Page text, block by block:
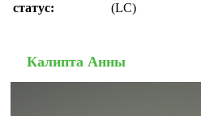
статус:
(LC)
Калипта Анны